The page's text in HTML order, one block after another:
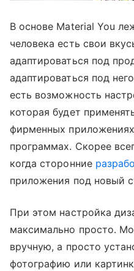
В основе Material You
человека есть свои
адаптироваться под
адаптироваться под
есть возможность
которая будет
фирменных
программах. Скорее
когда сторонние
приложения под новый
При этом настройка
максимально просто.
вручную, а просто
фотографию или